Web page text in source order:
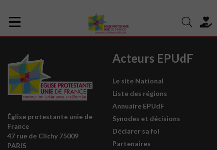
Église protestante unie de
France
47 rue de Clichy 75009
PARIS
Acteurs EPUdF
Le site National
Liste des régions
Annuaire EPUdF
Synodes et décisions
Déclarer sa foi
Partenaires